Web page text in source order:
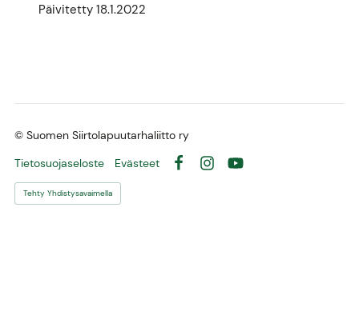
Päivitetty 18.1.2022
© Suomen Siirtolapuutarhaliitto ry
Tietosuojaseloste
Evästeet
Tehty Yhdistysavaimella